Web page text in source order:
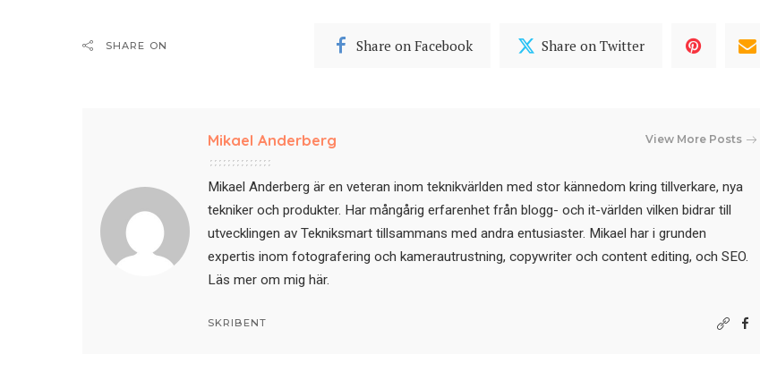
SHARE ON Share on Facebook Share on Twitter
Mikael Anderberg View More Posts
Mikael Anderberg är en veteran inom teknikvärlden med stor kännedom kring tillverkare, nya
tekniker och produkter. Har mångårig erfarenhet från blogg- och it-världen vilken bidrar till
utvecklingen av Tekniksmart tillsammans med andra entusiaster. Mikael har i grunden
expertis inom fotografering och kamerautrustning, copywriter och content editing, och SEO.
Läs mer om mig här.
SKRIBENT